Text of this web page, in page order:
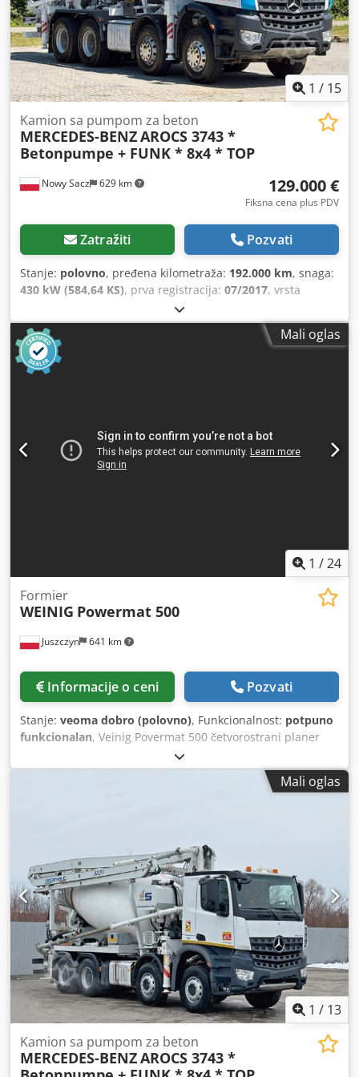
1 / 15
Nowy Sacz 629 km
Kamion sa pumpom za beton
MERCEDES-BENZAROCS 3743 *
Betonpumpe + FUNK * 8x4 * TOP
129.000 €
Fiksna cena plus PDV
Zatražiti Pozvati
Stanje: polovno, pređena kilometraža: 192.000 km, snaga:
430 kW (584,64 KS), prva registracija: 07/2017, vrsta
34.000 kg
osovina:3 osovine, boja:bela, tip prenosa:automatski,
Godina proizvodnje:
ABS, klima uređaj,
MERCEDES AROCS 3743 / 8x4 BETONSKA PUMPA +
DALJINSKO UPRAVLJANJE Bez nezgoda Dkjdpszg Sd Eofx
težina: 34.000 kg Dimenzije gume: 13R22,5 Međuosovinsko
rastojanje: 180/255/135 cm Opruga vešanje na obe osovine
TEL: KUBA – poljski, engleski, nemački, italijanski
Mali oglas
1 /24
Juszczyn 641 km
Formier
WEINIG Powermat 500
Informacije o ceni Pozvati
Stanje: veoma dobro (polovno), Funkcionalnost: potpuno
funkcionalan, Veinig Povermat 500 četvorostrani planer
Radna širina 230mm Radna visina 160mm Broj vretena 6
Sistem vretena: dno 5.5kv 8000r.p.m Desno 5.5kw
8000r.p.m Otišao: 7.5kw 8000r.p.m Planina 7.5kw
radnoj površini (1 žljebljeni valjak za mokro drvo) Elektro-
motorno pozicioniranje radne visine i širine Pneumatske
stege materijala Dsdpfx Aovfr Rgjpvekr Vozite na kardard
vratila Ukupna snaga 41kv Godina proizvodnje 2005 CE
sertifikovan
Mali oglas
1 / 13
Kamion sa pumpom za beton
MERCEDES-BENZAROCS 3743 *